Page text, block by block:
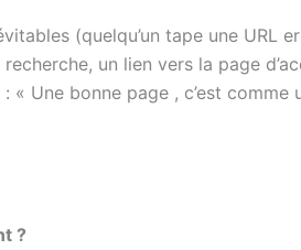
(quelqu’un tape une
un lien vers la page
Une bonne page , c’est
?